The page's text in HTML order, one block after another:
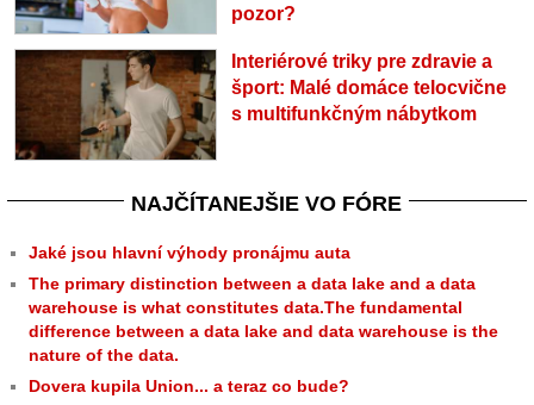
pozor?
Interiérové triky pre zdravie a
šport: Malé domáce telocvične
s multifunkčným nábytkom
NAJČÍTANEJŠIE VO FÓRE
Jaké jsou hlavní výhody pronájmu auta
The primary distinction between a data lake and a data
warehouse is what constitutes data.The fundamental
difference between a data lake and data warehouse is the
nature of the data.
Dovera kupila Union... a teraz co bude?